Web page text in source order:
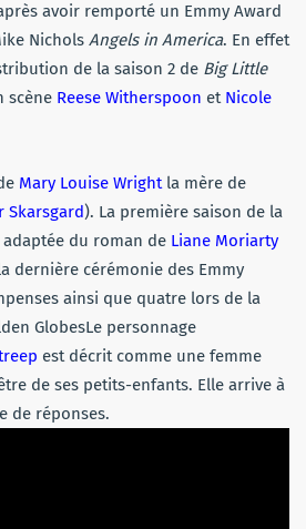
avoir remporté un Emmy Award
Nichols Angels in America. En effet
de la saison 2 de Big Little
scène Reese Witherspoon et Nicole
Mary Louise Wrightla mère de
Skarsgard). La première saison de la
adaptée du roman de Liane Moriarty
dernière cérémonie des Emmy
ainsi que quatre lors de la
GlobesLe personnage
est décrit comme une femme
de ses petits-enfants. Elle arrive à
de réponses.